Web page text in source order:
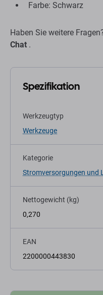
Farbe: Schwarz
Haben Sie weitere
Chat .
Spezifikation
Werkzeugtyp
Werkzeuge
Kategorie
Stromversorgungen und
Nettogewicht (kg)
0,270
EAN
2200000443830